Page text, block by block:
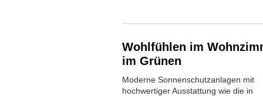
Wohlfühlen im
im Grünen
Moderne Sonnenschutzanlagen mit
hochwertiger Ausstattung wie die in